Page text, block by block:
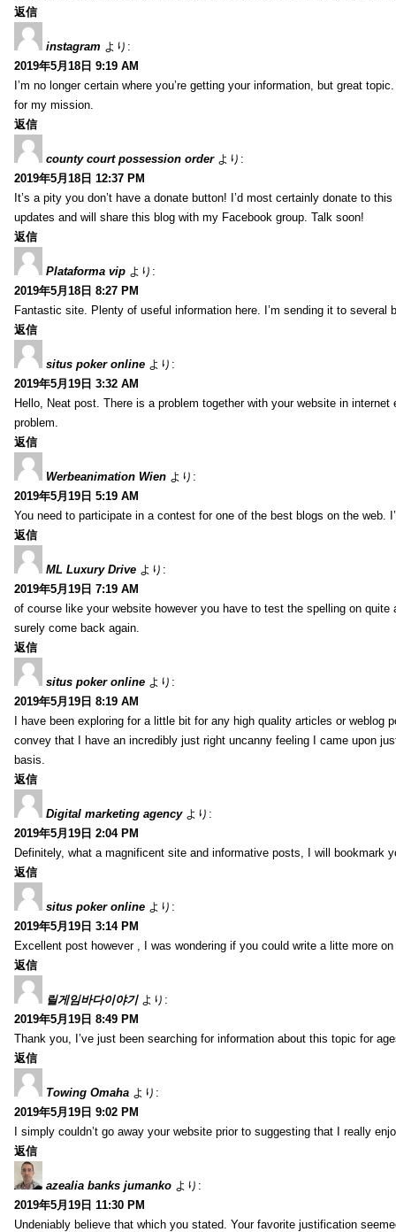
返信
instagram より:
2019年5月18日 9:19 AM
I’m no longer certain where you’re getting your information, but great
for my mission.
返信
county court possession order より:
2019年5月18日 12:37 PM
It’s a pity you don’t have a donate button! I’d most certainly donate to
updates and will share this blog with my Facebook group. Talk soon!
返信
Plataforma vip より:
2019年5月18日 8:27 PM
Fantastic site. Plenty of useful information here. I’m sending it to
返信
situs poker online より:
2019年5月19日 3:32 AM
Hello, Neat post. There is a problem together with your website in
problem.
返信
Werbeanimation Wien より:
2019年5月19日 5:19 AM
You need to participate in a contest for one of the best blogs on the web.
返信
ML Luxury Drive より:
2019年5月19日 7:19 AM
of course like your website however you have to test the spelling on
surely come back again.
返信
situs poker online より:
2019年5月19日 8:19 AM
I have been exploring for a little bit for any high quality articles or
convey that I have an incredibly just right uncanny feeling I came upon
basis.
返信
Digital marketing agency より:
2019年5月19日 2:04 PM
Definitely, what a magnificent site and informative posts, I will bookmark
返信
situs poker online より:
2019年5月19日 3:14 PM
Excellent post however , I was wondering if you could write a litte more
返信
릴게임바다이야기 より:
2019年5月19日 8:49 PM
Thank you, I’ve just been searching for information about this topic for
返信
Towing Omaha より:
2019年5月19日 9:02 PM
I simply couldn’t go away your website prior to suggesting that I really
返信
azealia banks jumanko より:
2019年5月19日 11:30 PM
Undeniably believe that which you stated. Your favorite justification